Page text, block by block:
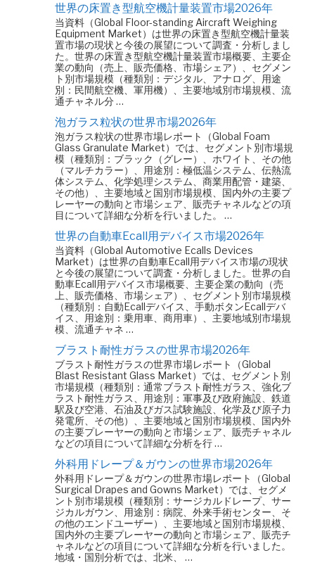
世界の床置き型航空機計量装置市場2026年
当資料（Global Floor-standing Aircraft Weighing
Equipment Market）は世界の床置き型航空機計量装
置市場の現状と今後の展望について調査・分析しまし
た。世界の床置き型航空機計量装置市場概要、主要企
業の動向（売上、販売価格、市場シェア）、セグメン
ト別市場規模（種類別：デジタル、アナログ、用途
別：民間航空機、軍用機）、主要地域別市場規模、流
通チャネル分 …
泡ガラス粒状の世界市場2026年
泡ガラス粒状の世界市場レポート（Global Foam
Glass Granulate Market）では、セグメント別市場規
模（種類別：ブラック（グレー）、ホワイト、その他
（マルチカラー）、用途別：極低温システム、伝熱流
体システム、化学処理システム、商業用配管・建築、
その他）、主要地域と国別市場規模、国内外の主要プ
レーヤーの動向と市場シェア、販売チャネルなどの項
目について詳細な分析を行いました。 …
世界の自動車Ecall用デバイス市場2026年
当資料（Global Automotive Ecalls Devices
Market）は世界の自動車Ecall用デバイス市場の現状
と今後の展望について調査・分析しました。世界の自
動車Ecall用デバイス市場概要、主要企業の動向（売
上、販売価格、市場シェア）、セグメント別市場規模
（種類別：自動Ecallデバイス、手動ボタンEcallデバ
イス、用途別：乗用車、商用車）、主要地域別市場規
模、流通チャネ …
ブラスト耐性ガラスの世界市場2026年
ブラスト耐性ガラスの世界市場レポート（Global
Blast Resistant Glass Market）では、セグメント別
市場規模（種類別：通常ブラスト耐性ガラス、強化ブ
ラスト耐性ガラス、用途別：軍事及び政府施設、鉄道
駅及び空港、石油及びガス試験施設、化学及び原子力
発電所、その他）、主要地域と国別市場規模、国内外
の主要プレーヤーの動向と市場シェア、販売チャネル
などの項目について詳細な分析を行 …
外科用ドレープ＆ガウンの世界市場2026年
外科用ドレープ＆ガウンの世界市場レポート（Global
Surgical Drapes and Gowns Market）では、セグメ
ント別市場規模（種類別：サージカルドレープ、サー
ジカルガウン、用途別：病院、外来手術センター、そ
の他のエンドユーザー）、主要地域と国別市場規模、
国内外の主要プレーヤーの動向と市場シェア、販売チ
ャネルなどの項目について詳細な分析を行いました。
地域・国別分析では、北米、 …